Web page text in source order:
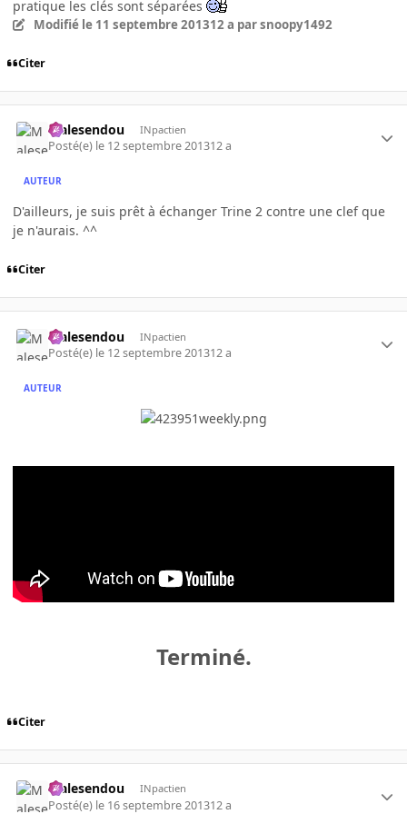
pratique les clés sont séparées
Modifié le 11 septembre 201312 a par snoopy1492
Citer
Malesendou INpactien
Posté(e) le 12 septembre 201312 a
AUTEUR
D'ailleurs, je suis prêt à échanger Trine 2 contre une clef que
je n'aurais. ^^
Citer
Malesendou INpactien
Posté(e) le 12 septembre 201312 a
AUTEUR
Terminé.
Citer
Malesendou INpactien
Posté(e) le 16 septembre 201312 a